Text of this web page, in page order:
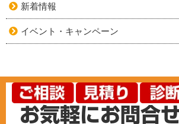
新着情報
イベント・キャンペーン